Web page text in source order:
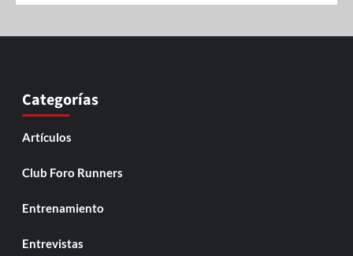
Categorías
Artículos
Club Foro Runners
Entrenamiento
Entrevistas